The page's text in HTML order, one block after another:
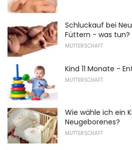
Schluckauf bei
Füttern - was tun?
MUTTERSCHAFT
Kind 11 Monate -
MUTTERSCHAFT
Wie wähle ich ein
Neugeborenes?
MUTTERSCHAFT